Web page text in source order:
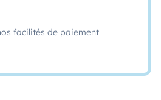
facilités de paiement